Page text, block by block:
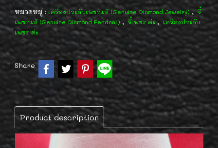
หมวดหมู่ : เครื่องประดับเพชรแท้ (Genuine Diamond Jewelry) , จี้
เพชรแท้ (Genuine Diamond Pendant) , จี้เพชร ค่ะ, เครื่องประดับ
เพชร ค่ะ
Share
Product description